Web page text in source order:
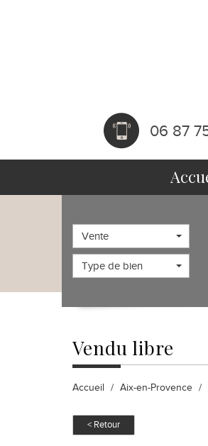
06 87
Vente
Type de bien
vendu libre
Accueil Aix-en-Provence
< Retour